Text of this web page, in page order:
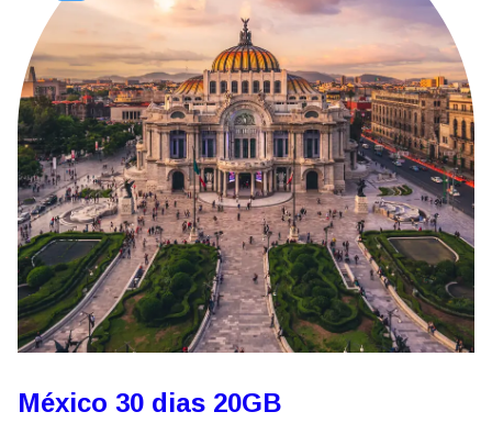
México 30 dias 20GB